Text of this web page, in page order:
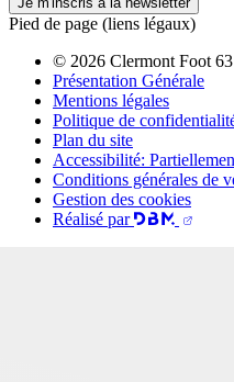
Pied de page (liens légaux)
© 2026 Clermont Foot 63
Présentation Générale
Mentions légales
Politique de
Plan du site
Accessibilité:
Conditions générales de
Gestion des cookies
Réalisé par